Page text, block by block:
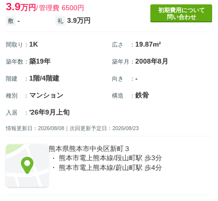
3.9万円 管理費 6500円
敷 - 礼 3.9万円
初期費用について
問い合わせ
間取り ： 1K 広さ ： 19.87m²
築年数 ： 築19年 築年月 ： 2008年8月
階建 ： 1階/4階建 向き ： -
種別 ： マンション 構造 ： 鉄骨
入居 ： '26年9月上旬
情報更新日：2026/08/08｜次回更新予定日：2026/08/23
熊本県熊本市中央区新町３
熊本市電上熊本線/段山町駅 歩3分
熊本市電上熊本線/蔚山町駅 歩4分